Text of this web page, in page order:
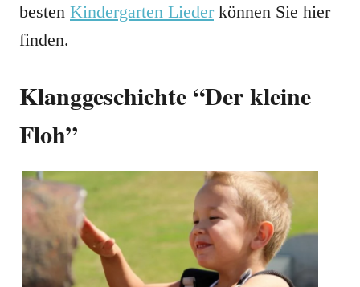
besten Kindergarten Liederkönnen Sie hier
finden.
Klanggeschichte “Der kleine
Floh”